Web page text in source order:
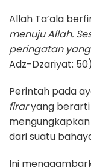
Allah Ta’ala
menuju Allah.
peringatan
Adz-Dzariyat:
Perintah pada
firaryang berarti
dari suatu
Ini